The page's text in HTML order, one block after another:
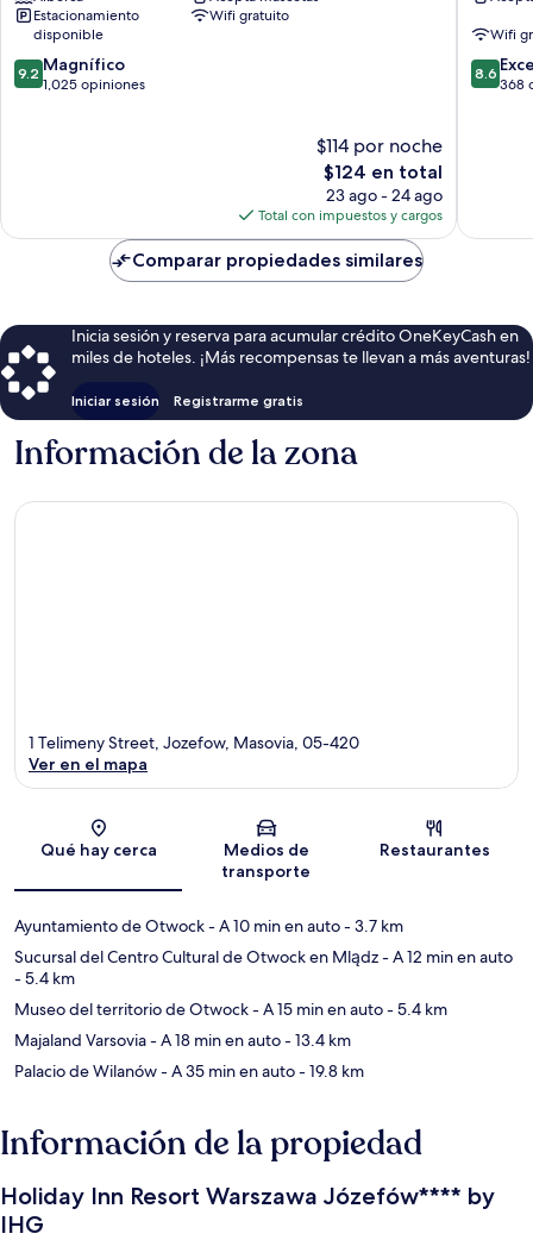
Estacionamiento
disponible
Wifi gratuito
9.2
de
9.2 Magnífico
1,025 opiniones
$114 por noche
El
precio
actual
es
de
$124
$124 en total
23 ago - 24 ago
Total con impuestos y cargos
Wilanów
Wifi
8.6
de
8.6
368
Comparar propiedades similares
Inicia sesión y reserva para acumular crédito OneKeyCash en
miles de hoteles. ¡Más recompensas te llevan a más aventuras!
Iniciar sesión Registrarme gratis
Información de la zona
Sección del mapa
1 Telimeny Street, Jozefow, Masovia, 05-420
Ver en el mapa
Qué hay cerca
Medios de
transporte
Restaurantes
Ayuntamiento de Otwock- A 10 min en auto- 3.7 km
Sucursal del Centro Cultural de Otwock en Mlądz- A 12 min en auto
- 5.4 km
Museo del territorio de Otwock- A 15 min en auto- 5.4 km
Majaland Varsovia- A 18 min en auto- 13.4 km
Palacio de Wilanów- A 35 min en auto- 19.8 km
Información de la propiedad
Holiday Inn Resort Warszawa Józefów**** by
IHG